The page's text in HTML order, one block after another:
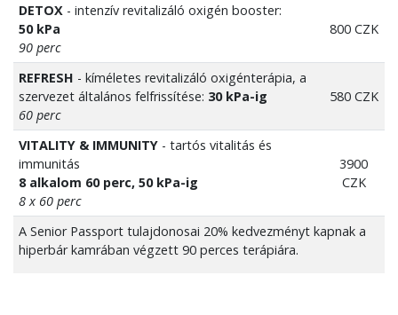
DETOX - intenzív revitalizáló oxigén booster:
50 kPa
90 perc
800 CZK
REFRESH - kíméletes revitalizáló oxigénterápia, a
szervezet általános felfrissítése: 30 kPa-ig
60 perc
580 CZK
VITALITY & IMMUNITY - tartós vitalitás és
immunitás
8 alkalom 60 perc, 50 kPa-ig
8 x 60 perc
3900
CZK
A Senior Passport tulajdonosai 20% kedvezményt kapnak a
hiperbár kamrában végzett 90 perces terápiára.